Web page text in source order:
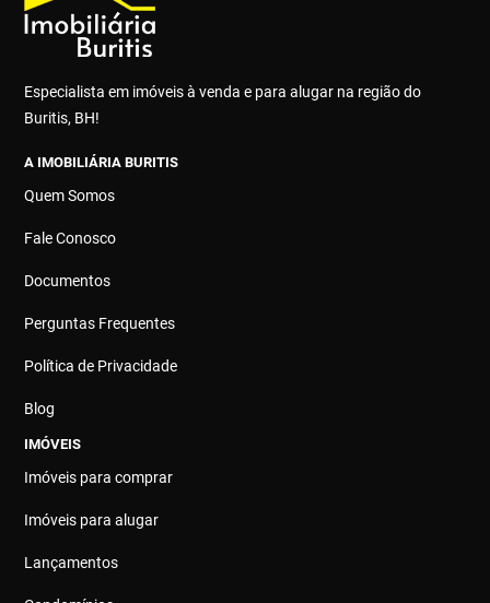
Especialista em imóveis à venda e para alugar na região do
Buritis, BH!
A IMOBILIÁRIA BURITIS
Quem Somos
Fale Conosco
Documentos
Perguntas Frequentes
Política de Privacidade
Blog
IMÓVEIS
Imóveis para comprar
Imóveis para alugar
Lançamentos